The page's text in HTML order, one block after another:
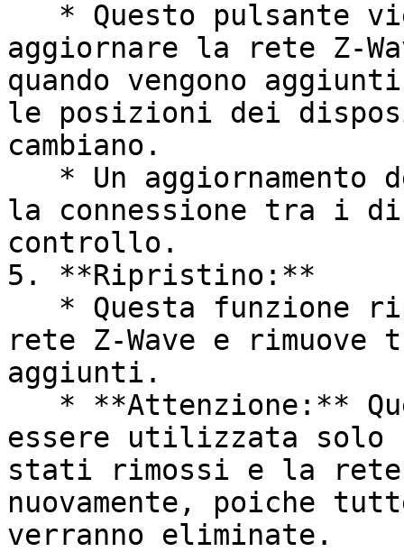
aggiornare la rete Z-
quando vengono
le posizioni dei
cambiano.
la connessione tra i
controllo.
5. **Ripristino:**
rete Z-Wave e
aggiunti.
essere utilizzata
stati rimossi e la rete
nuovamente, poiche
verranno eliminate.